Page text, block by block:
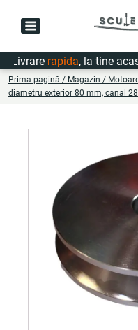
rapida, la tine acasa
Prima pagină / Magazin /
diametru exterior 80 mm, canal